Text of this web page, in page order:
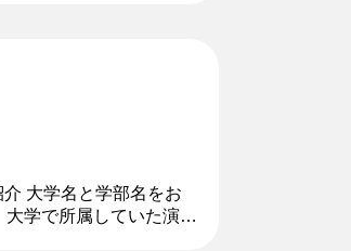
大学名と学部名をお
学で所属していた演劇